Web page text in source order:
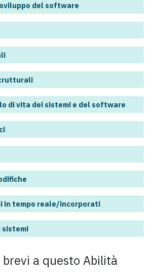
del software
di vita dei sistemi e del software
in tempo reale/incorporati
sistemi
a questo Abilità